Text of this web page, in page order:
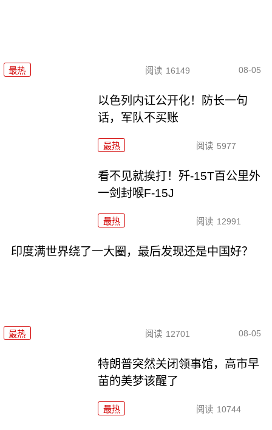
最热 阅读 16149 08-05
以色列内讧公开化！防长一句
话，军队不买账
最热 阅读 5977
看不见就挨打！歼-15T百公里外
一剑封喉F-15J
最热 阅读 12991
印度满世界绕了一大圈，最后发现还是中国好？
最热 阅读 12701 08-05
特朗普突然关闭领事馆，高市早
苗的美梦该醒了
最热 阅读 10744